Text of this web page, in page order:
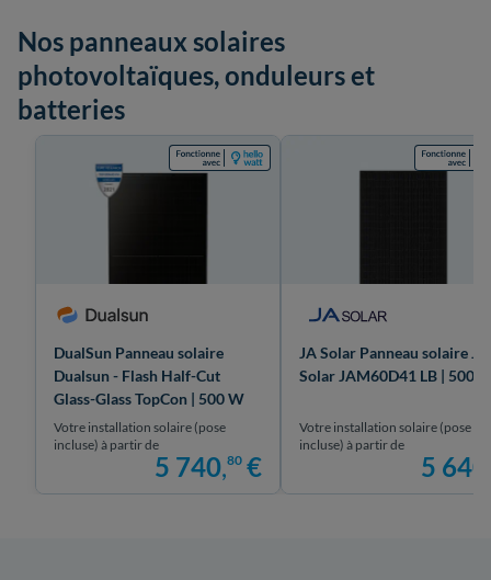
Nos panneaux solaires
photovoltaïques, onduleurs et
batteries
DualSun Panneau solaire
Dualsun - Flash Half-Cut
Glass-Glass TopCon | 500 W
Votre installation solaire (pose
incluse) à partir de
5 740,80 €
JA Solar Panneau solaire JA
Solar JAM60D41 LB | 500
Votre installation solaire (pose
incluse) à partir de
5 640